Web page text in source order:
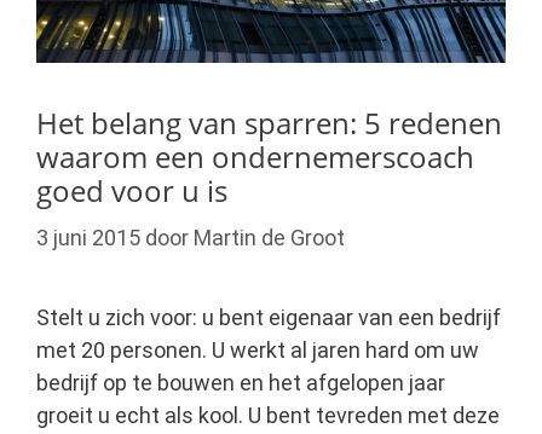
Het belang van sparren: 5 redenen
waarom een ondernemerscoach
goed voor u is
3 juni 2015 door Martin de Groot
Stelt u zich voor: u bent eigenaar van een bedrijf
met 20 personen. U werkt al jaren hard om uw
bedrijf op te bouwen en het afgelopen jaar
groeit u echt als kool. U bent tevreden met deze